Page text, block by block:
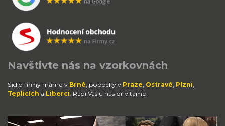
Navštivte nás na vzorkovnách
Sídlo firmy máme v Brně , pobočky v Praze Ostravě Plzni
Teplicích a Liberci . Rádi Vás u nás přivítáme.